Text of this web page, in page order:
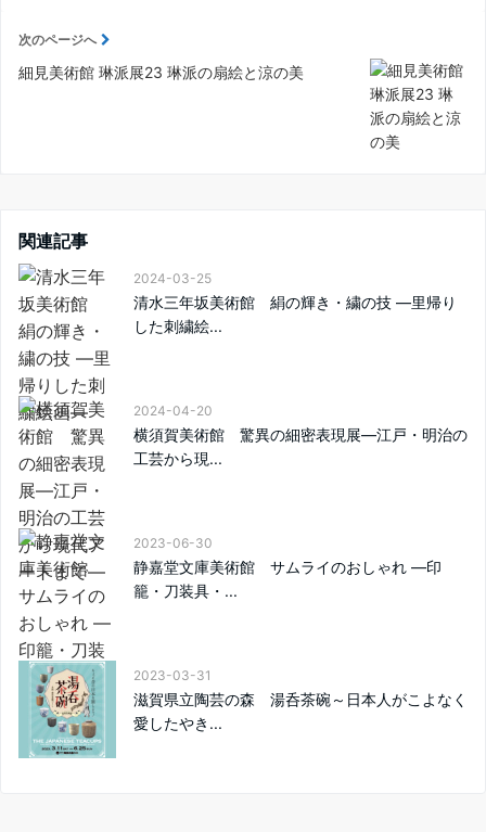
次のページへ
細見美術館 琳派展23 琳派の扇絵と涼の美
関連記事
2024-03-25
清水三年坂美術館 絹の輝き・繍の技 —里帰り
した刺繍絵...
2024-04-20
横須賀美術館 驚異の細密表現展—江戸・明治の
工芸から現...
2023-06-30
静嘉堂文庫美術館 サムライのおしゃれ —印
籠・刀装具・...
2023-03-31
滋賀県立陶芸の森 湯呑茶碗～日本人がこよなく
愛したやき...